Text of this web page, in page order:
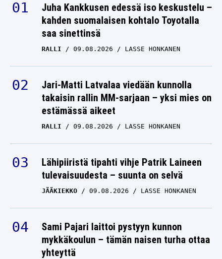
LASSE HONKANEN
Patrik Laineen vaimo ei
puhui kipeästä aiheesta
suhteessaan
suomalaistähden kanssa
PATRIK LAINE
19.07.2026
LASSE HONKANEN
suunnitelmat
PATRIK LAINE
16.07.2026
LASSE HONKANEN
Laineen toiminnasta –
”NHL-seura haluaa
Juha Kankkusen edessä iso keskustelu –
kahden suomalaisen kohtalo Toyotalla
saa sinettinsä
RALLI 09.08.2026 LASSE HONKANEN
Jari-Matti Latvalaa viedään kunnolla
takaisin rallin MM-sarjaan – yksi mies on
estämässä aikeet
RALLI 09.08.2026 LASSE HONKANEN
Lähipiiristä tipahti vihje Patrik Laineen
tulevaisuudesta – suunta on selvä
JÄÄKIEKKO 09.08.2026 LASSE HONKANEN
Sami Pajari laittoi pystyyn kunnon
mykkäkoulun – tämän naisen turha ottaa
yhteyttä